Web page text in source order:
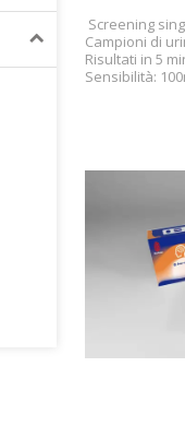
Screening
Campioni di
Risultati in 5
Sensibilità: